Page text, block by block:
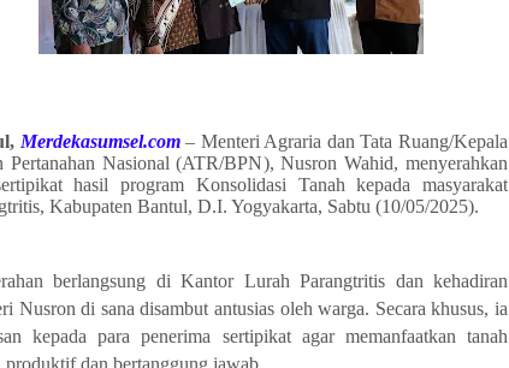
Merdekasumsel.com– Menteri Agraria dan Tata Ruang/Kepala
Pertanahan Nasional (ATR/BPN), Nusron Wahid, menyerahkan
hasil program Konsolidasi Tanah kepada masyarakat
Kabupaten Bantul, D.I. Yogyakarta, Sabtu (10/05/2025).
berlangsung di Kantor Lurah Parangtritis dan kehadiran
Nusron di sana disambut antusias oleh warga. Secara khusus, ia
kepada para penerima sertipikat agar memanfaatkan tanah
produktif dan bertanggung jawab.